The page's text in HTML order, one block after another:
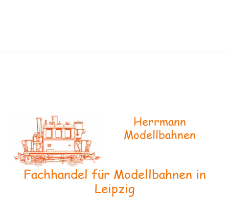
Herrmann
Modellbahnen
Fachhandel für Modellbahnen in
Leipzig